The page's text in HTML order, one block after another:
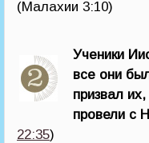
(Малахии 3:10)
Ученики
все они
призвал
провели с
22:35)